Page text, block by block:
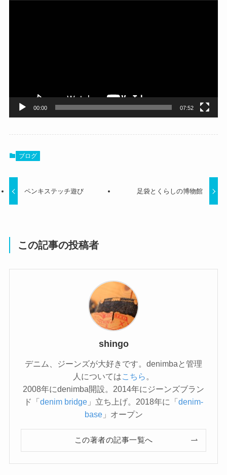
00:00 07:52
ブログ
ペンキステッチ遊び 足袋とくらしの博物館
この記事の投稿者
shingo
デニム、ジーンズが大好きです。denimbaと管理
人についてはこちら 。
2008年にdenimba開設。2014年にジーンズブラン
ド「denim bridge 」立ち上げ。2018年に「denim-
base」オープン
この著者の記事一覧へ